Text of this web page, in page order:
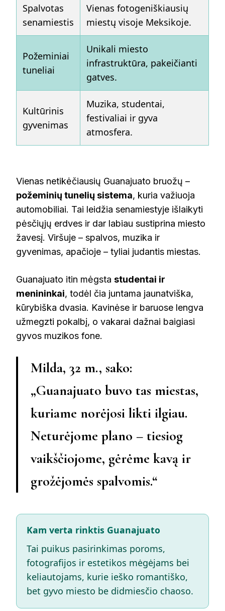
Spalvotas
senamiestis
Vienas fotogeniškiausių
miestų visoje Meksikoje.
Požeminiai
tuneliai
Unikali miesto
infrastruktūra, pakeičianti
gatves.
Kultūrinis
gyvenimas
Muzika, studentai,
festivaliai ir gyva
atmosfera.
Vienas netikėčiausių Guanajuato bruožų –
požeminių tunelių sistema, kuria važiuoja
automobiliai. Tai leidžia senamiestyje išlaikyti
pėsčiųjų erdves ir dar labiau sustiprina miesto
žavesį. Viršuje – spalvos, muzika ir
gyvenimas, apačioje – tyliai judantis miestas.
Guanajuato itin mėgsta studentai ir
menininkai, todėl čia juntama jaunatviška,
kūrybiška dvasia. Kavinėse ir baruose lengva
užmegzti pokalbį, o vakarai dažnai baigiasi
gyvos muzikos fone.
Milda, 32 m., sako:
„Guanajuato buvo tas miestas,
kuriame norėjosi likti ilgiau.
Neturėjome plano – tiesiog
vaikščiojome, gėrėme kavą ir
grožėjomės spalvomis.“
Kam verta rinktis Guanajuato
Tai puikus pasirinkimas poroms,
fotografijos ir estetikos mėgėjams bei
keliautojams, kurie ieško romantiško,
bet gyvo miesto be didmiesčio chaoso.